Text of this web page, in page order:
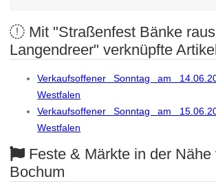
Mit "Straßenfest Bänke
Langendreer" verknüpfte Artikel
Verkaufsoffener Sonntag am
Westfalen
Verkaufsoffener Sonntag am
Westfalen
Feste & Märkte in der Nähe
Bochum